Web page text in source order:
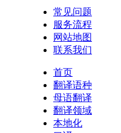
常见问题
服务流程
网站地图
联系我们
首页
翻译语种
母语翻译
翻译领域
本地化